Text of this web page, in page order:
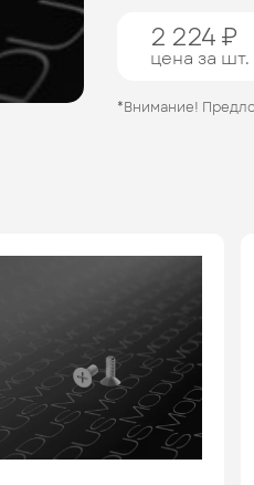
2 224 ₽
цена за шт.
*Внимание!